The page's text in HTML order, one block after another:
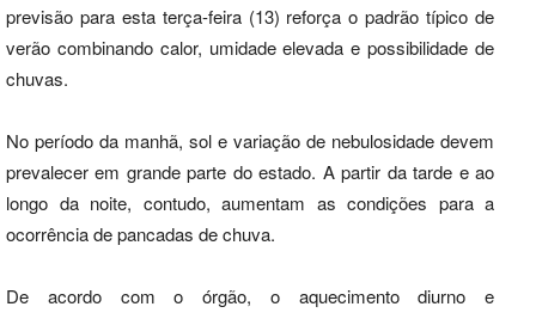
previsão para esta terça-feira (13) reforça o padrão típico de
verão combinando calor, umidade elevada e possibilidade de
chuvas.
No período da manhã, sol e variação de nebulosidade devem
prevalecer em grande parte do estado. A partir da tarde e ao
longo da noite, contudo, aumentam as condições para a
ocorrência de pancadas de chuva.
De acordo com o órgão, o aquecimento diurno e